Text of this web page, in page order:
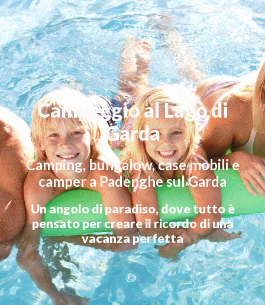
Campeggio al Lago di
Garda
Camping, bungalow, case mobili e
camper a Padenghe sul Garda
Un angolo di paradiso, dove tuttoè
pensato per creare il ricordodi una
vacanza perfetta